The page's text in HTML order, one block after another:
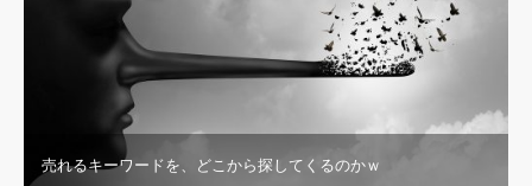
売れるキーワードを、どこから探してくるのかｗ